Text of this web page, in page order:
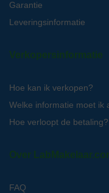
Garantie
Leveringsinformatie
Verkopersinformatie
Hoe kan ik verkopen?
Welke informatie moet ik
Hoe verloopt de betaling?
Over
FAQ